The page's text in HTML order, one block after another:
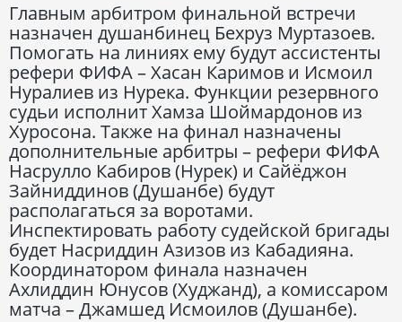
Главным арбитром финальной встречи
назначен душанбинец Бехруз Муртазоев.
Помогать на линиях ему будут ассистенты
рефери ФИФА – Хасан Каримов и Исмоил
Нуралиев из Нурека. Функции резервного
судьи исполнит Хамза Шоймардонов из
Хуросона. Также на финал назначены
дополнительные арбитры – рефери ФИФА
Насрулло Кабиров (Нурек) и Сайёджон
Зайниддинов (Душанбе) будут
располагаться за воротами.
Инспектировать работу судейской бригады
будет Насриддин Азизов из Кабадияна.
Координатором финала назначен
Ахлиддин Юнусов (Худжанд), а комиссаром
матча – Джамшед Исмоилов (Душанбе).